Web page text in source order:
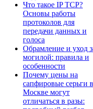
Что такое IP TCP?
Основы работы
протоколов для
передачи данных и
голоса
Обрамление и уход
могилой: правила и
особенности
Почему цены на
сапфировые серьги в
Москве могут
отличаться в разы: